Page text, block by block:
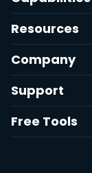
Resources
Company
Support
Free Tools